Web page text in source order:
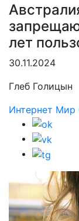
лет
30.11.2024
Глеб Голицын
Интернет Мир